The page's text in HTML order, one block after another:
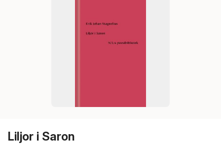
Liljor i Saron